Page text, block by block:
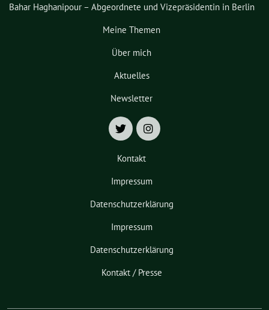
Bahar Haghanipour – Abgeordnete und Vizepräsidentin in Berlin
Meine Themen
Über mich
Aktuelles
Newsletter
Kontakt
Impressum
Datenschutzerklärung
Impressum
Datenschutzerklärung
Kontakt / Presse